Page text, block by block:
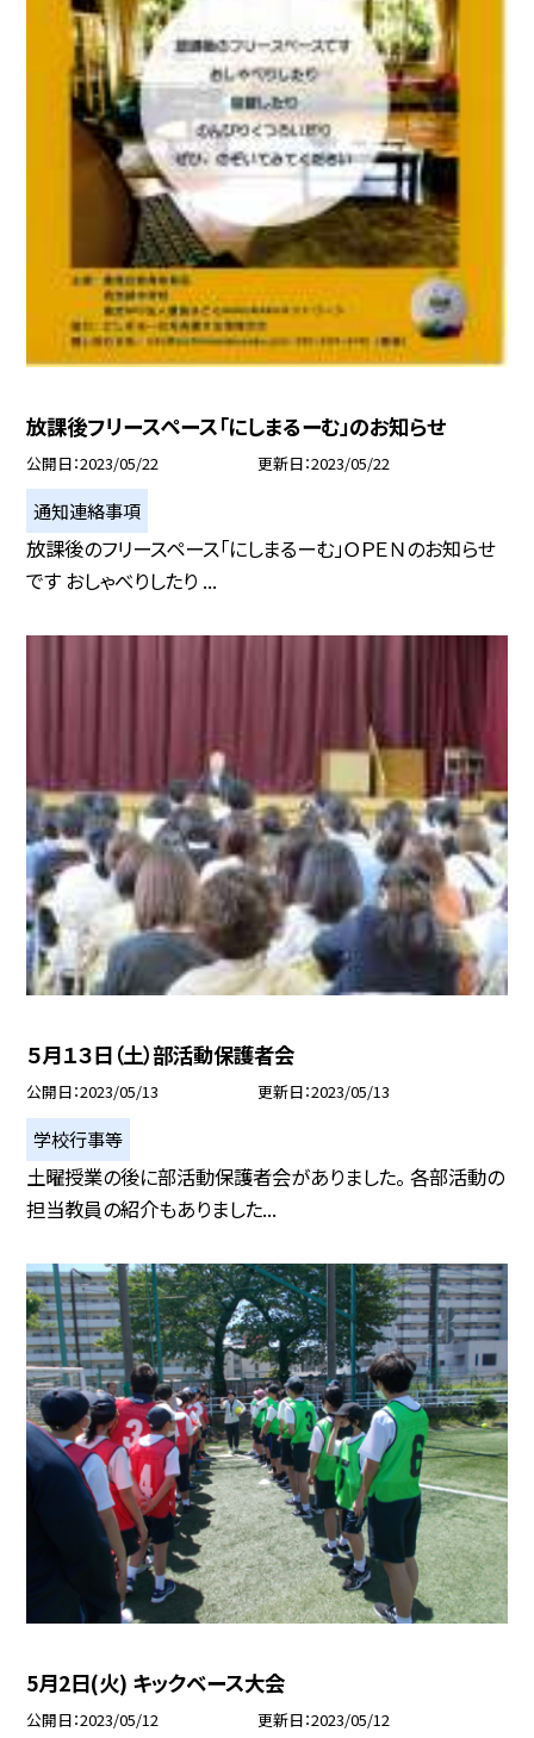
放課後フリースペース「にしまるーむ」のお知らせ
公開日 2023/05/22 更新日 2023/05/22
通知連絡事項
放課後のフリースペース「にしまるーむ」ＯＰＥＮのお知らせ
です おしゃべりしたり ...
５月１３日（土）部活動保護者会
公開日 2023/05/13 更新日 2023/05/13
学校行事等
土曜授業の後に部活動保護者会がありました。 各部活動の
担当教員の紹介もありました...
5月2日(火) キックベース大会
公開日 2023/05/12 更新日 2023/05/12